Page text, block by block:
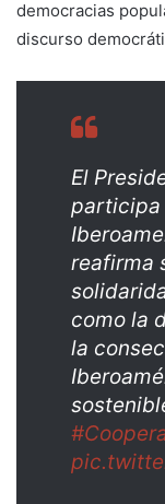
democracias
discurso
El
participa
reafirma
como la
la